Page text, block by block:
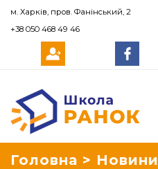
Школа Ранок
Головна > Новини
м. Харків, пров. Фанінський, 2
+38 050 468 49 46